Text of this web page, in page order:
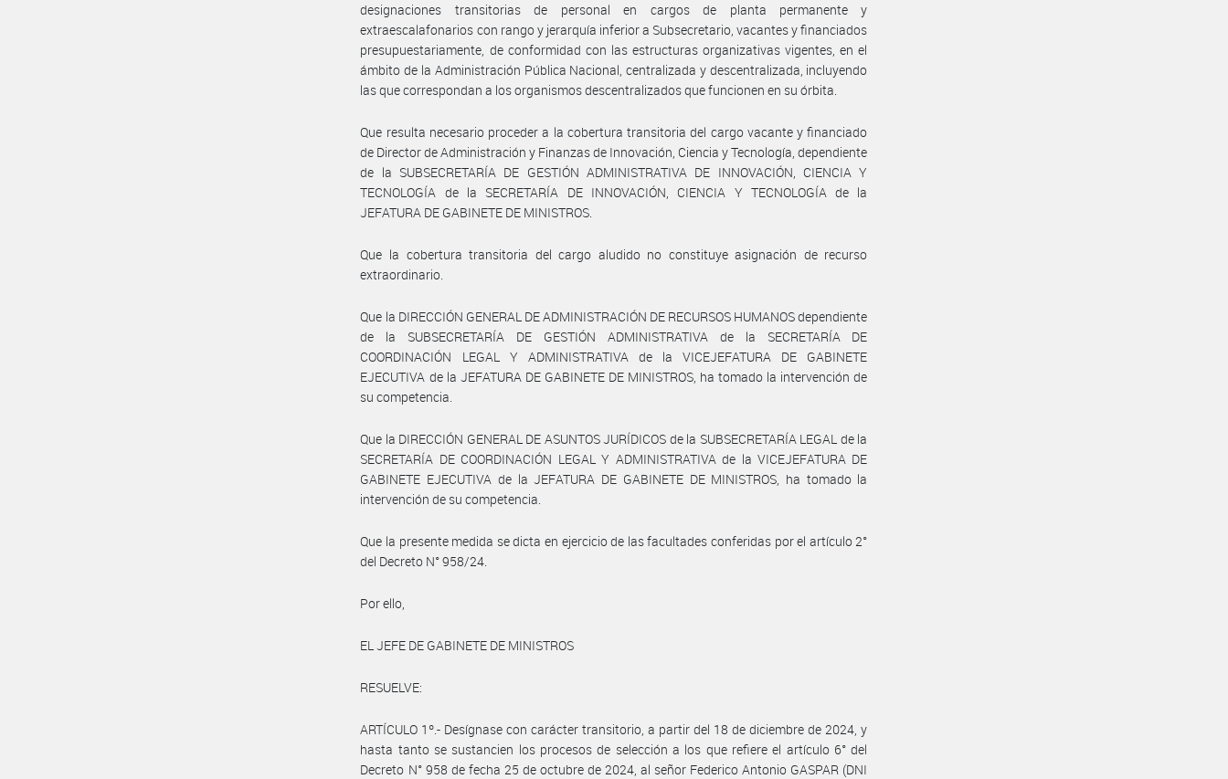
designaciones transitorias de personal en cargos de planta permanente y
extraescalafonarios con rango y jerarquía inferior a Subsecretario, vacantes y financiados
presupuestariamente, de conformidad con las estructuras organizativas vigentes, en el
ámbito de la Administración Pública Nacional, centralizada y descentralizada, incluyendo
las que correspondan a los organismos descentralizados que funcionen en su órbita.
Que resulta necesario proceder a la cobertura transitoria del cargo vacante y financiado
de Director de Administración y Finanzas de Innovación, Ciencia y Tecnología, dependiente
de la SUBSECRETARÍA DE GESTIÓN ADMINISTRATIVA DE INNOVACIÓN, CIENCIA Y
TECNOLOGÍA de la SECRETARÍA DE INNOVACIÓN, CIENCIA Y TECNOLOGÍA de la
JEFATURA DE GABINETE DE MINISTROS.
Que la cobertura transitoria del cargo aludido no constituye asignación de recurso
extraordinario.
Que la DIRECCIÓN GENERAL DE ADMINISTRACIÓN DE RECURSOS HUMANOS dependiente
de la SUBSECRETARÍA DE GESTIÓN ADMINISTRATIVA de la SECRETARÍA DE
COORDINACIÓN LEGAL Y ADMINISTRATIVA de la VICEJEFATURA DE GABINETE
EJECUTIVA de la JEFATURA DE GABINETE DE MINISTROS, ha tomado la intervención de
su competencia.
Que la DIRECCIÓN GENERAL DE ASUNTOS JURÍDICOS de la SUBSECRETARÍA LEGAL de la
SECRETARÍA DE COORDINACIÓN LEGAL Y ADMINISTRATIVA de la VICEJEFATURA DE
GABINETE EJECUTIVA de la JEFATURA DE GABINETE DE MINISTROS, ha tomado la
intervención de su competencia.
Que la presente medida se dicta en ejercicio de las facultades conferidas por el artículo 2°
del Decreto N° 958/24.
Por ello,
EL JEFE DE GABINETE DE MINISTROS
RESUELVE:
ARTÍCULO 1º.- Desígnase con carácter transitorio, a partir del 18 de diciembre de 2024, y
hasta tanto se sustancien los procesos de selección a los que refiere el artículo 6° del
Decreto N° 958 de fecha 25 de octubre de 2024, al señor Federico Antonio GASPAR (DNI